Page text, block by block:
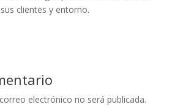
clientes y entorno.
electrónico no será publicada.